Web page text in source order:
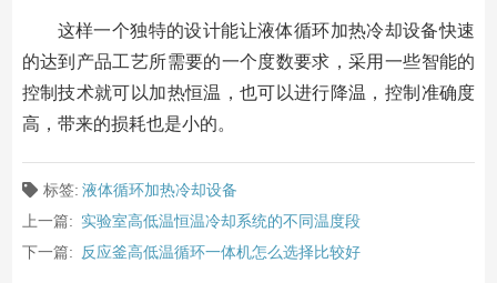
这样一个独特的设计能让液体循环加热冷却设备快速
的达到产品工艺所需要的一个度数要求，采用一些智能的
控制技术就可以加热恒温，也可以进行降温，控制准确度
高，带来的损耗也是小的。
标签: 液体循环加热冷却设备
上一篇: 实验室高低温恒温冷却系统的不同温度段
下一篇:
反应釜高低温循环一体机怎么选择比较好